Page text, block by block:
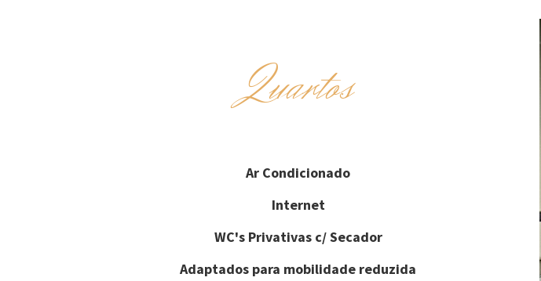
Quartos
Ar Condicionado
Internet
WC's Privativas c/ Secador
Adaptados para mobilidade reduzida